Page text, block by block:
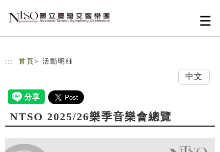
::: 首頁 > 活動明細
中文
NTSO 2025/26樂季音樂會總覽